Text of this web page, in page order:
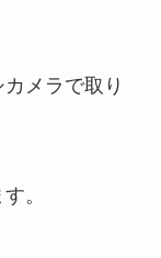
メラで取り
。